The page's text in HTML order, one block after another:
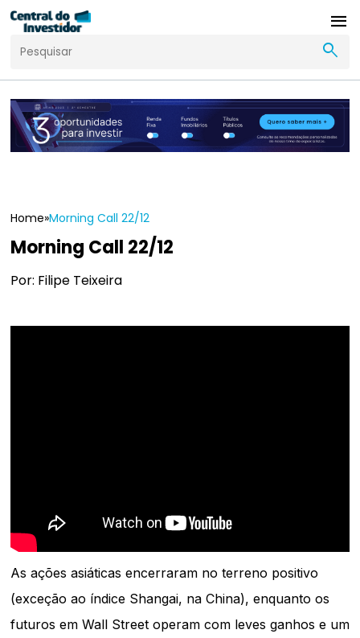
menu
search
Home»Morning Call 22/12
Morning Call 22/12
Por: Filipe Teixeira
As ações asiáticas encerraram no terreno positivo
(exceção ao índice Shangai, na China), enquanto os
futuros em Wall Street operam com leves ganhos e um